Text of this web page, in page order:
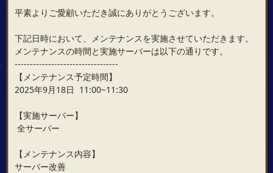
平素よりご愛顧いただき誠にありがとうございます。
下記日時において、メンテナンスを実施させていただきます。
メンテナンスの時間と実施サーバーは以下の通りです。
----------------------------------
【メンテナンス予定時間】
2025年9月18日 11:00~11:30
【実施サーバー】
全サーバー
【メンテナンス内容】
サーバー改善